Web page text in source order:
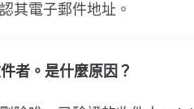
其電子郵件地址。
者。是什麼原因？